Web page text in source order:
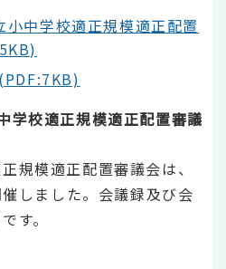
小中学校適正規模適正配置
学校適正規模適正配置審議
規模適正配置審議会は、
しました。会議録及び会
す。